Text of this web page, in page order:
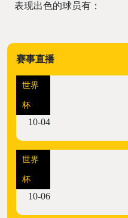
表现出色的球员有：
赛事直播
07:00
10-04
世界
杯
10:00
10-06
世界
杯